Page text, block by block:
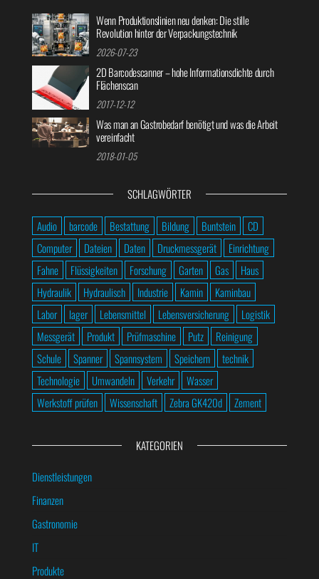
Wenn Produktionslinien neu denken: Die stille
Revolution hinter der Verpackungstechnik
2026-07-23
2D Barcodescanner – hohe Informationsdichte durch
Flächenscan
2017-12-12
Was man an Gastrobedarf benötigt und was die Arbeit
vereinfacht
2018-01-05
SCHLAGWÖRTER
Audio barcode Bestattung Bildung Buntstein
CD
Computer
Dateien Daten Druckmessgerät
Einrichtung
Fahne
Flüssigkeiten Forschung Garten Gas
Haus
Hydraulik
Hydraulisch Industrie Kamin
Kaminbau
Labor
lager Lebensmittel Lebensversicherung
Logistik
Messgerät
Produkt Prüfmaschine Putz
Reinigung
Schule
Spanner Spannsystem Speichern
technik
Technologie
Umwandeln Verkehr
Wasser
Werkstoff prüfen
Wissenschaft Zebra GK420d Zement
KATEGORIEN
Dienstleistungen
Finanzen
Gastronomie
IT
Produkte